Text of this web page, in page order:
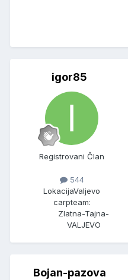
igor85
Registrovani Član
544
LokacijaValjevo
carpteam:
Zlatna-Tajna-
VALJEVO
Bojan-pazova